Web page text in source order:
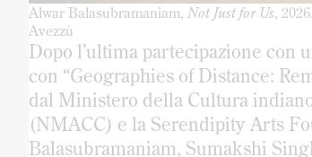
Alwar Balasubramaniam, Not Just for Us,
Avezzù
Dopo l’ultima partecipazione con
con “Geographies of Distance:
dal Ministero della Cultura
(NMACC) e la Serendipity Arts
Balasubramaniam, Sumakshi